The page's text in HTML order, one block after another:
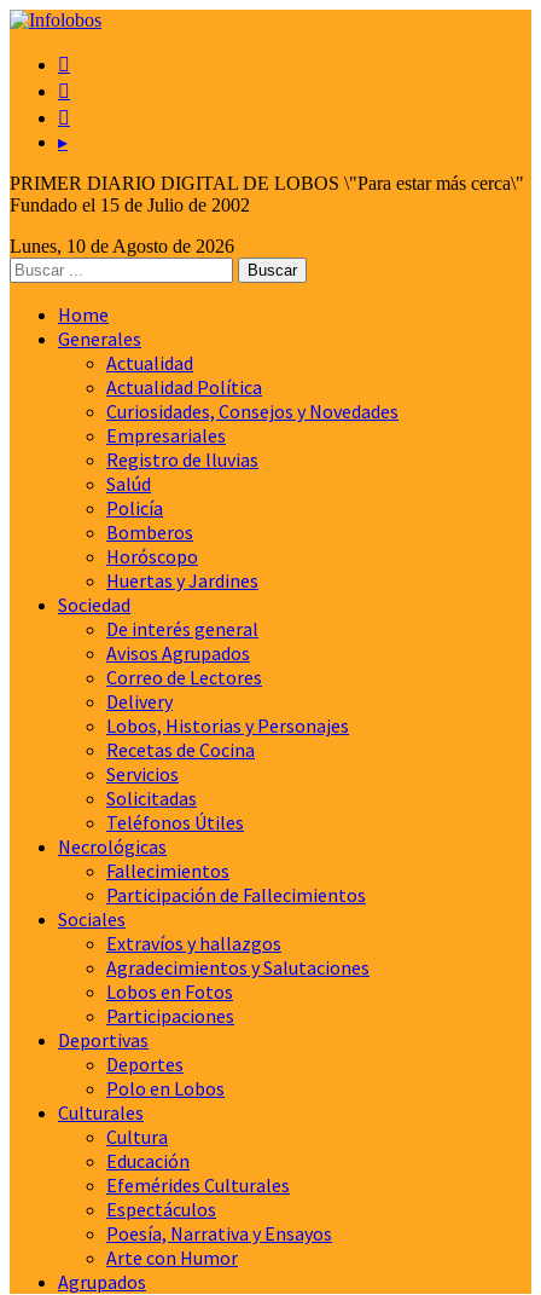



▸
PRIMER DIARIO DIGITAL DE LOBOS \"Para estar más cerca\"
Fundado el 15 de Julio de 2002
Lunes, 10 de Agosto de 2026
Home
Generales
Actualidad
Actualidad Política
Curiosidades, Consejos y Novedades
Empresariales
Registro de lluvias
Salúd
Policía
Bomberos
Horóscopo
Huertas y Jardines
Sociedad
De interés general
Avisos Agrupados
Correo de Lectores
Delivery
Lobos, Historias y Personajes
Recetas de Cocina
Servicios
Solicitadas
Teléfonos Útiles
Necrológicas
Fallecimientos
Participación de Fallecimientos
Sociales
Extravíos y hallazgos
Agradecimientos y Salutaciones
Lobos en Fotos
Participaciones
Deportivas
Deportes
Polo en Lobos
Culturales
Cultura
Educación
Efemérides Culturales
Espectáculos
Poesía, Narrativa y Ensayos
Arte con Humor
Agrupados